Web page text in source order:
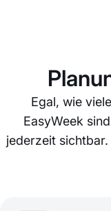
Egal, wie
EasyWeek
jederzeit sichtbar.